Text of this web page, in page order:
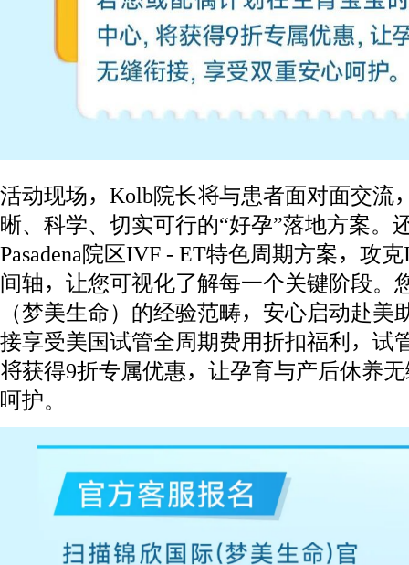
活动现场，Kolb院长将与患者面对面交流
晰、科学、切实可行的“好孕”落地方案。
Pasadena院区IVF - ET特色周期方案，攻
间轴，让您可视化了解每一个关键阶段。
（梦美生命）的经验范畴，安心启动赴美
接享受美国试管全周期费用折扣福利，试
将获得9折专属优惠，让孕育与产后休养
呵护。